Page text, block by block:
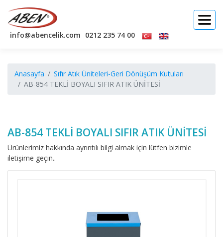
info@abencelik.com 0212 235 74 00
Anasayfa
Sıfır Atık Üniteleri-Geri Dönüşüm Kutuları
AB-854 TEKLİ BOYALI SIFIR ATIK ÜNİTESİ
AB-854 TEKLİ BOYALI SIFIR ATIK ÜNİTESİ
Ürünlerimiz hakkında ayrıntılı bilgi almak için lütfen bizimle
iletişime geçin..